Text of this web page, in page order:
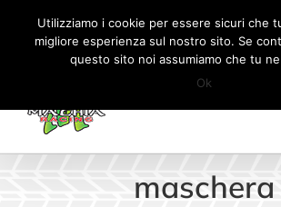
Salta
contenuto
Il mio account CARRELLO
maschera
Utilizziamo i cookie per essere sicuri che
migliore esperienza sul nostro sito. Se
questo sito noi assumiamo che tu
Ok